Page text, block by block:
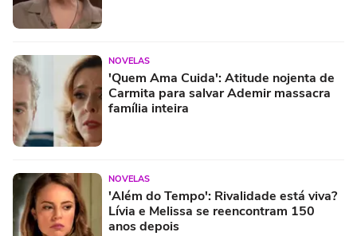
NOVELAS
'Quem Ama Cuida': Atitude nojenta de
Carmita para salvar Ademir massacra
família inteira
NOVELAS
'Além do Tempo': Rivalidade está viva?
Lívia e Melissa se reencontram 150
anos depois